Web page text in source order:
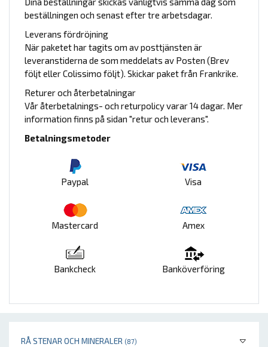
RÅ STENAR OCH MINERALER (87)
beställningen och senast efter tre arbetsdagar.
Leverans fördröjning
När paketet har tagits om av posttjänsten är
leveranstiderna de som meddelats av Posten (Brev
följt eller Colissimo följt). Skickar paket från Frankrike.
Returer och återbetalningar
Vår återbetalnings- och returpolicy varar 14 dagar. Mer
information finns på sidan "retur och leverans".
Betalningsmetoder
Paypal Visa
Mastercard Amex
Bankcheck Banköverföring